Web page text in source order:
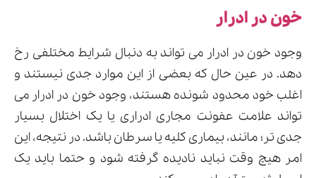
خون در ادرار
وجود خون در ادرار می تواند به دنبال شرایط مختلفی رخ
دهد. در عین حال که بعضی از این موارد جدی نیستند و
اغلب خود محدود شونده هستند، وجود خون در ادرار می
تواند علامت عفونت مجاری ادراری یا یک اختلال بسیار
جدی تر؛ مانند، بیماری کلیه یا سرطان باشد. در نتیجه، این
امر هیچ وقت نباید نادیده گرفته شود و حتما باید یک